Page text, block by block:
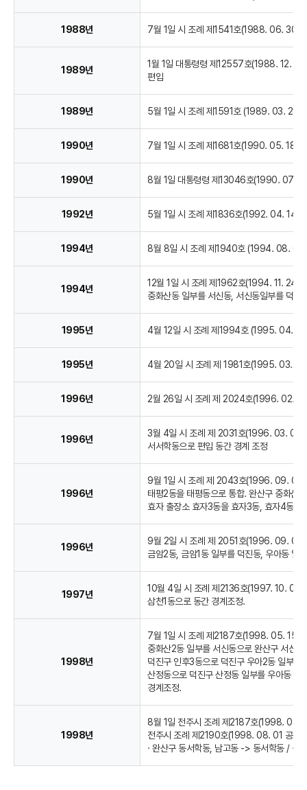
1988년 7월 1일 시 조례 제1541호(1988. 06. 30 공
1989년
1월 1일 대통령령 제12557호(1988. 12. 22
편입
1989년 5월 1일 시 조례 제1591호 (1989. 03. 28
1990년 7월 1일 시 조례 제1681호(1990. 05. 18 공
1990년 8월 1일 대통령령 제13046호(1990. 07. 09
1992년 5월 1일 시 조례 제1836호(1992. 04. 14
1994년 8월 8일 시 조례 제1940호 (1994. 08. 08
1994년
12월 1일 시 조례 제1962호(1994. 11. 24
중화산동 일부를 서신동, 서신동일부를 덕
1995년 4월 12일 시 조례 제1994호 (1995. 04. 12
1995년 4월 20일 시 조례 제 1981호(1995. 03. 28
1996년 2월 26일 시 조례 제 2024호(1996. 02. 26
1996년
3월 4일 시 조례 제 2031호(1996. 03. 04
서서학동으로 편입 동간 경계 조정
1996년
9월 1일 시 조례 제 2043호(1996. 09. 01
태평2동을 태평동으로 통합. 완산구 중화산
효자 출장소 효자3동을 효자3동, 효자4동,
1996년
9월 2일 시 조례 제 2051호(1996. 09. 02
금암2동, 금암1동 일부를 덕진동, 우아동 일
1997년
10월 4일 시 조례 제2136호(1997. 10. 04
삼천1동으로 동간 경계조정.
1998년
7월 1일 시 조례 제2187호(1998. 05. 15 공
중화산2동 일부를 서신동으로 완산구 서신
덕진구 인후3동으로 덕진구 우아2동 일부
산정동으로 덕진구 산정동 일부를 우아동 2
경계조정.
1998년
8월 1일 전주시 조례 제2187호(1998. 08.
전주시 조례 제2190호(1998. 08. 01 공포)
· 완산구 동서학동, 남고동 -> 동서학동 / ·